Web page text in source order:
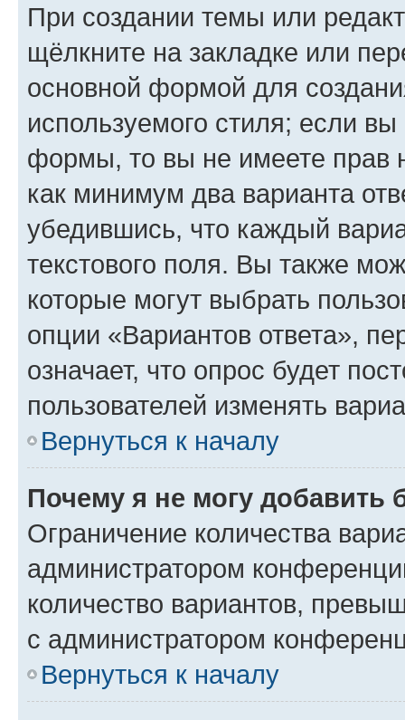
При создании темы или
щёлкните на закладке или
основной формой для
используемого стиля; если
формы, то вы не имеете прав
как минимум два варианта
убедившись, что каждый
текстового поля. Вы также
которые могут выбрать
опции «Вариантов ответа»,
означает, что опрос будет
пользователей изменять
Вернуться к началу
Почему я не могу добавить
Ограничение количества
администратором
количество вариантов,
с администратором
Вернуться к началу